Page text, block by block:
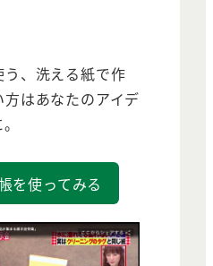
、洗える紙で作
はあなたのアイデ
を使ってみる